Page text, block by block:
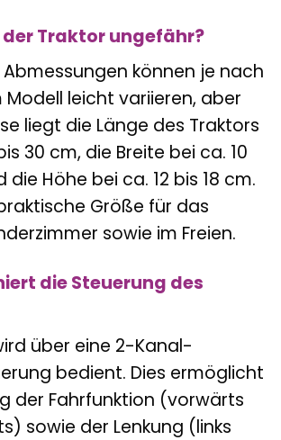
Traktor ungefähr?
können je nach
Modell leicht variieren, aber
liegt die Länge des Traktors
30 cm, die Breite bei ca. 10
die Höhe bei ca. 12 bis 18 cm.
Größe für das
sowie im Freien.
die Steuerung des
über eine 2-Kanal-
bedient. Dies ermöglicht
der Fahrfunktion (vorwärts
sowie der Lenkung (links